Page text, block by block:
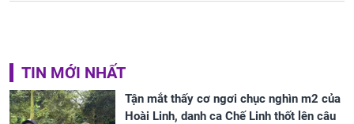
TIN MỚI NHẤT
Tận mắt thấy cơ ngơi chục nghìn m2 của
Hoài Linh, danh ca Chế Linh thốt lên câu